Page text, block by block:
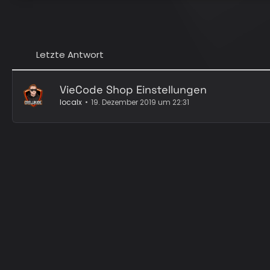
Letzte Antwort
VieCode Shop Einstellungen
localx 19. Dezember 2019 um 22:31